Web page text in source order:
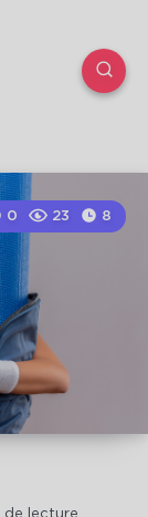
0 23 8
de lecture